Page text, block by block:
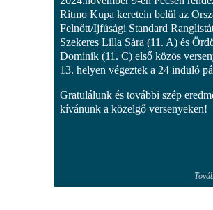
Ritmo Kupa keretein belül az
Felnőtt/Ijfúsági Standard
Szekeres Lilla Sára (11. A) és
Dominik (11. C) első közös
13. helyen végeztek a 24 induló
Gratulálunk és további szép
kívánunk a közelgő versenyeken!